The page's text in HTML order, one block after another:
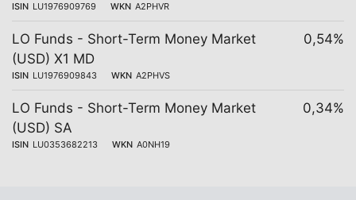
ISIN LU1976909769 WKN A2PHVR
LO Funds - Short-Term Money Market
(USD) X1 MD
ISIN LU1976909843 WKN A2PHVS
0,54%
LO Funds - Short-Term Money Market
(USD) SA
ISIN LU0353682213 WKN A0NH19
0,34%